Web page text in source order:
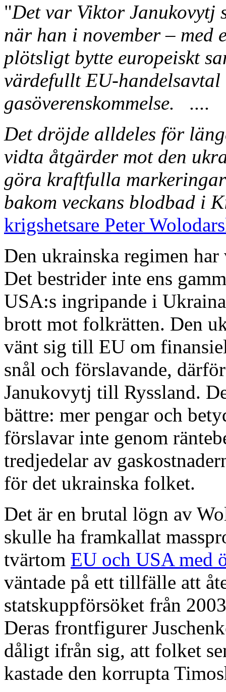
"Det var Viktor Janukovytj
när han i november – med
plötsligt bytte europeiskt
värdefullt EU-handelsavtal
gasöverenskommelse. ....
Det dröjde alldeles för
vidta åtgärder mot den
göra kraftfulla
bakom veckans blodbad i
krigshetsare Peter
Den ukrainska regimen
Det bestrider inte ens
USA:s ingripande i
brott mot folkrätten. Den
vänt sig till EU om
snål och förslavande,
Janukovytj till Ryssland.
bättre: mer pengar och
förslavar inte genom
tredjedelar av
för det ukrainska folket.
Det är en brutal lögn av
skulle ha framkallat
tvärtom EU och USA med
väntade på ett tillfälle att
statskuppförsöket från
Deras frontfigurer
dåligt ifrån sig, att folket
kastade den korrupta